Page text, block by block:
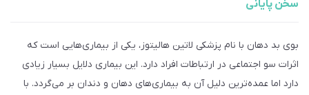
سخن پایانی
بوی بد دهان با نام پزشکی لاتین هالیتوز، یکی از بیماری‌هایی است که
اثرات سو اجتماعی در ارتباطات افراد دارد. این بیماری دلایل بسیار زیادی
دارد اما عمده‌ترین دلیل آن به بیماری‌های دهان و دندان بر می‌گردد. با